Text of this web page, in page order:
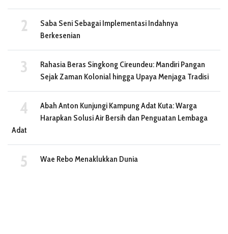
Saba Seni Sebagai Implementasi Indahnya
Berkesenian
Rahasia Beras Singkong Cireundeu: Mandiri Pangan
Sejak Zaman Kolonial hingga Upaya Menjaga Tradisi
Abah Anton Kunjungi Kampung Adat Kuta: Warga
Harapkan Solusi Air Bersih dan Penguatan Lembaga
Adat
Wae Rebo Menaklukkan Dunia